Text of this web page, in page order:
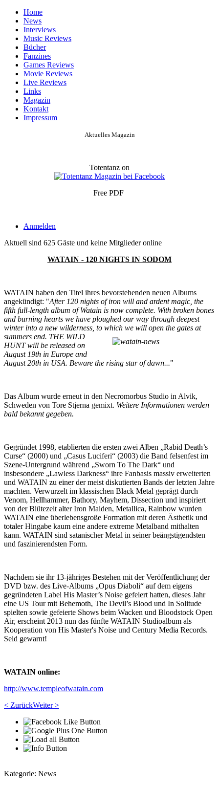
Home
News
Interviews
Music Reviews
Bücher
Fanzines
Games Reviews
Movie Reviews
Live Reviews
Links
Magazin
Kontakt
Impressum
Aktuelles Magazin
Totentanz on
Free PDF
Anmelden
Aktuell sind 625 Gäste und keine Mitglieder online
WATAIN - 120 NIGHTS IN SODOM
WATAIN haben den Titel ihres bevorstehenden neuen Albums
angekündigt: "After 120 nights of iron will and ardent magic, the
fifth full-length album of Watain is now complete. With broken bones
and burning hearts we have ploughed our way through deepest
winter into a new wilderness, to which we will open the gates at
summers end. THE WILD
HUNT will be released on
August 19th in Europe and
August 20th in USA. Beware the rising star of dawn..."
Das Album wurde erneut in den Necromorbus Studio in Alvik,
Schweden von Tore Stjerna gemixt. Weitere Informationen werden
bald bekannt gegeben.
Gegründet 1998, etablierten die ersten zwei Alben „Rabid Death’s
Curse“ (2000) und „Casus Luciferi“ (2003) die Band felsenfest im
Szene-Untergrund während „Sworn To The Dark“ und
insbesondere „Lawless Darkness“ ihre Fanbasis massiv erweiterten
und WATAIN zu einer der meist diskutierten Bands der letzten Jahre
machten. Verwurzelt im klassischen Black Metal geprägt durch
Venom, Hellhammer, Bathory, Mayhem, Dissection und inspiriert
von der Blütezeit alter Iron Maiden, Metallica, Rainbow wurden
WATAIN eine überlebensgroße Formation mit deren Ästhetik und
totaler Hingabe kaum eine andere extreme Metalband mithalten
kann. WATAIN sind satanischer Metal in seiner beängstigendsten
und faszinierendsten Form.
Nachdem sie ihr 13-jähriges Bestehen mit der Veröffentlichung der
DVD bzw. des Live-Albums „Opus Diaboli“ auf dem eigens
gegründeten Label His Master’s Noise gefeiert hatten, dieses Jahr
eine US Tour mit Behemoth, The Devil’s Blood und In Solitude
spielten sowie gefeierte Shows beim Wacken und Bloodstock Open
Air, erscheint 2013 nun das fünfte WATAIN Studioalbum als
Kooperation von His Master's Noise und Century Media Records.
Seid gewarnt!
WATAIN online:
http://www.templeofwatain.com
< ZurückWeiter >
Kategorie: News